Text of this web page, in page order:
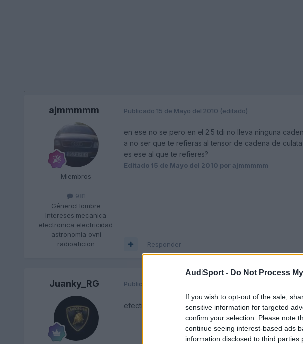
AudiSport - Do Not Process
If you wish to opt-out of the sale,
sensitive information for targeted
confirm your selection. Please note
continue seeing interest-based ads
information disclosed to third
ajmmmmm
Miembros
981
Género:Hombre
Intereses:mecanica
electronica electricidad
astronomia ovni
radioaficion
Publicado 15 de Mayo del 2010 (editado)
en ese no se pero en el 2.5 tdi no lleva ninguna
a no ser que te refieras al tensor de cadena de
es ese al que te refieres?
Editado 15 de Mayo del 2010 por ajmmmmm
Responder
Juanky_RG Publicado
efectivamente,los nuestros los arboles van